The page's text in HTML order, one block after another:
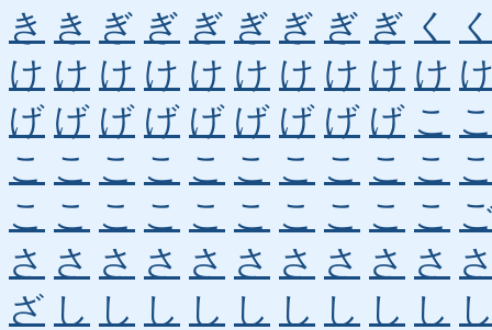
き き ぎ ぎ ぎ ぎ ぎ ぎ ぎ く
け け け け け け け け け け
げ げ げ げ げ げ げ げ げ こ
こ こ こ こ こ こ こ こ こ こ
こ こ こ こ こ こ こ こ こ こ
さ さ さ さ さ さ さ さ さ さ
ざ し し し し し し し し し